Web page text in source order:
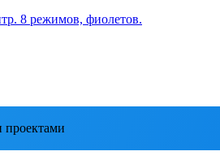
8 режимов, фиолетов.